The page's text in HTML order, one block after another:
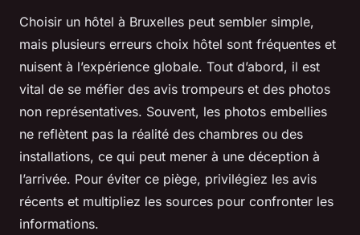
Choisir un hôtel à Bruxelles peut sembler simple,
mais plusieurs erreurs choix hôtel sont fréquentes et
nuisent à l’expérience globale. Tout d’abord, il est
vital de se méfier des avis trompeurs et des photos
non représentatives. Souvent, les photos embellies
ne reflètent pas la réalité des chambres ou des
installations, ce qui peut mener à une déception à
l’arrivée. Pour éviter ce piège, privilégiez les avis
récents et multipliez les sources pour confronter les
informations.